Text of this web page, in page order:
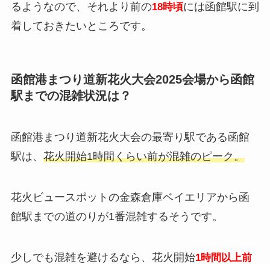
るようなので、それより前の18時頃には函館駅に到
着しておきたいところです。
函館港まつり道新花火大会2025会場から函館
駅までの混雑状況は？
函館港まつり道新花火大会の最寄り駅である函館
駅は、 花火開始1時間くらい前が混雑のピーク。
花火ビュースポットの金森倉庫ベイエリアから函
館駅までの道のりが1番混雑するそうです。
少しでも混雑を避けるなら、花火開始1時間以上前